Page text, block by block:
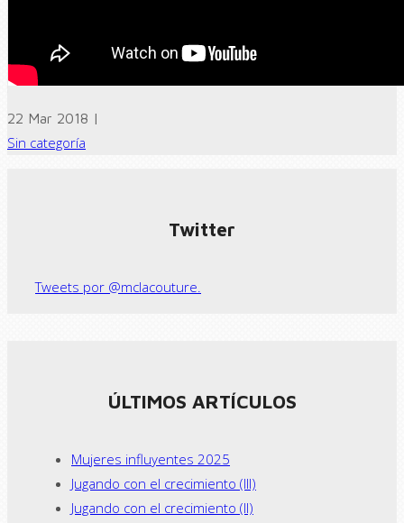
22 Mar 2018 |
Sin categoría
Twitter
Tweets por @mclacouture.
ÚLTIMOS ARTÍCULOS
Mujeres influyentes 2025
Jugando con el crecimiento (III)
Jugando con el crecimiento (II)